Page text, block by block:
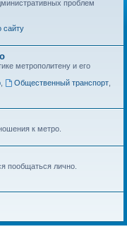
проблем
сайту
метрополитену и его
, Общественный транспорт,
к метро.
пообщаться лично.